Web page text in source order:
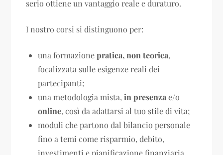
serio ottiene un vantaggio reale e duraturo.
I nostro corsi si distinguono per:
una formazionepratica, non teorica,
focalizzata sulle esigenze reali dei
partecipanti;
una metodologia mista,in presenzae/o
online, così da adattarsi al tuo stile di vita;
moduli che partono dal bilancio personale
fino a temi come risparmio, debito,
investimenti e pianificazione finanziaria.